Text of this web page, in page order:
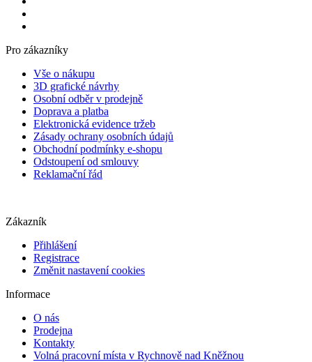
Pro zákazníky
Vše o nákupu
3D grafické návrhy
Osobní odběr v prodejně
Doprava a platba
Elektronická evidence tržeb
Zásady ochrany osobních údajů
Obchodní podmínky e-shopu
Odstoupení od smlouvy
Reklamační řád
Zákazník
Přihlášení
Registrace
Změnit nastavení cookies
Informace
O nás
Prodejna
Kontakty
Volná pracovní místa v Rychnově nad Kněžnou